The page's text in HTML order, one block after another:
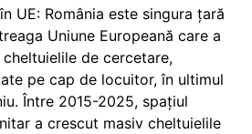
UE: România este singura țară
Uniune Europeană care a
cheltuielile de cercetare,
pe cap de locuitor, în ultimul
Între 2015-2025, spațiul
a crescut masiv cheltuielile